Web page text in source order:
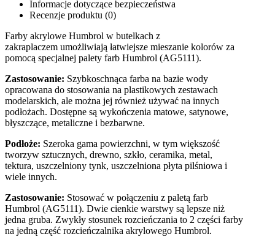
Informacje dotyczące bezpieczeństwa
Recenzje produktu (0)
Farby akrylowe Humbrol w butelkach z
zakraplaczem umożliwiają łatwiejsze mieszanie kolorów za
pomocą specjalnej palety farb Humbrol (AG5111).
Zastosowanie: Szybkoschnąca farba na bazie wody
opracowana do stosowania na plastikowych zestawach
modelarskich, ale można jej również używać na innych
podłożach. Dostępne są wykończenia matowe, satynowe,
błyszczące, metaliczne i bezbarwne.
Podłoże: Szeroka gama powierzchni, w tym większość
tworzyw sztucznych, drewno, szkło, ceramika, metal,
tektura, uszczelniony tynk, uszczelniona płyta pilśniowa i
wiele innych.
Zastosowanie: Stosować w połączeniu z paletą farb
Humbrol (AG5111). Dwie cienkie warstwy są lepsze niż
jedna gruba. Zwykły stosunek rozcieńczania to 2 części farby
na jedną część rozcieńczalnika akrylowego Humbrol.